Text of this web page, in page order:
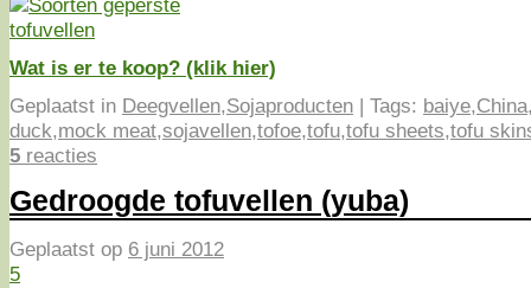
Wat is er te koop? (klik hier)
Geplaatst in Deegvellen,Sojaproducten | Tags: baiye,China
duck,mock meat,sojavellen,tofoe,tofu,tofu sheets,tofu
5 reacties
Gedroogde tofuvellen (yuba)
Geplaatst op 6 juni 2012
5